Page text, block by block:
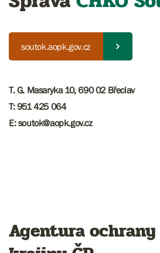
soutok.aopk.gov.cz
T. G. Masaryka 10, 690 02 Břeclav
T: 951 425 064
E: soutok@aopk.gov.cz
Agentura